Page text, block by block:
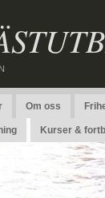
Om oss
Kurser &